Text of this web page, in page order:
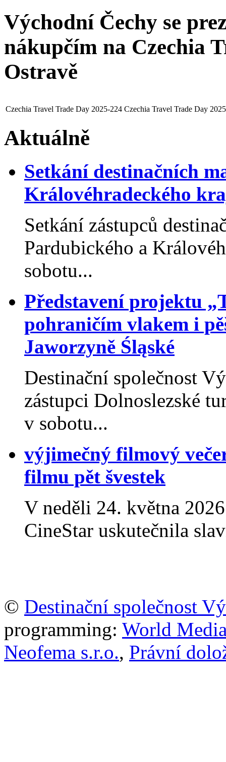
Východní Čechy se
nákupčím na Czechia
Ostravě
Czechia Travel Trade Day 2025-224 Czechia Travel Trade Day
Aktuálně
Setkání destinačních
Královéhradeckého
Setkání zástupců
Pardubického a
sobotu...
Představení projektu
pohraničím vlakem i
Jaworzyně Śląské
Destinační společnost
zástupci Dolnoslezské
v sobotu...
výjimečný filmový
filmu pět švestek
V neděli 24. května
CineStar uskutečnila
© Destinační společnost
programming: World
Neofema s.r.o., Právní